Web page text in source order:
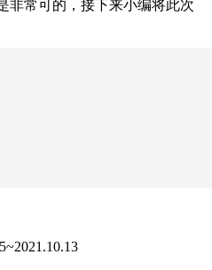
非常可的，接下来小编将此次